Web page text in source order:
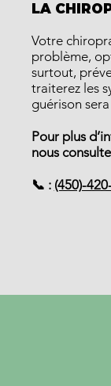
LA
Votre
problème,
surtout,
traiterez les
guérison
Pour plus
nous
📞 : (450)-